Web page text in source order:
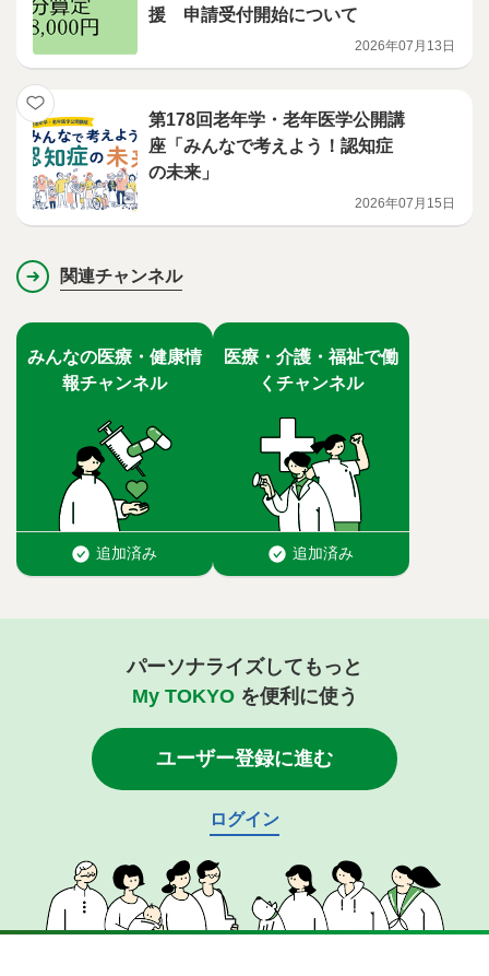
援 申請受付開始について
2026年07月13日
第178回老年学・老年医学公開講
座「みんなで考えよう！認知症
の未来」
2026年07月15日
関連チャンネル
パーソナライズしてもっと
My TOKYOを便利に使う
ユーザー登録に進む
ログイン